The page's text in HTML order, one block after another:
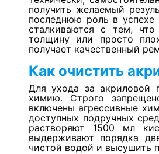
получить желаемый
последнюю роль в успехе
сталкиваются с тем,
толщину или просто
получает качественный
Как очистить
Для ухода за акриловой
химию. Строго
включены агрессивные
доступных подручных
растворяют 1500 мл
выдерживают порядка
чистой водой и высушить